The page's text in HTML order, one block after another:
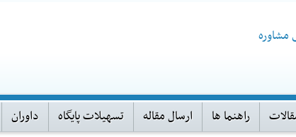
راهنما ها ارسال مقاله تسهیلات پایگاه داوران